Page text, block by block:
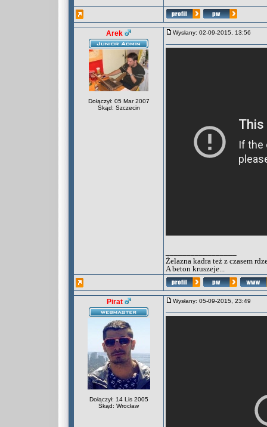
Arek
Dołączył: 05 Mar 2007
Skąd: Szczecin
Wysłany: 02-09-2015, 13:56
Żelazna kadra też z czasem
A beton kruszeje...
Pirat
Dołączył: 14 Lis 2005
Skąd: Wrocław
Wysłany: 05-09-2015, 23:49